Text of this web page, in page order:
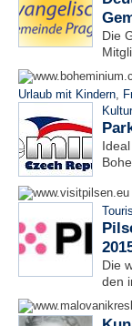
Die
Urlaub mit Kindern,
Kultur
Die
den